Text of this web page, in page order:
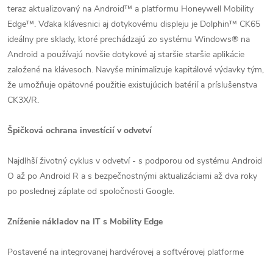
teraz aktualizovaný na Android™ a platformu Honeywell Mobility
Edge™. Vďaka klávesnici aj dotykovému displeju je Dolphin™ CK65
ideálny pre sklady, ktoré prechádzajú zo systému Windows® na
Android a používajú novšie dotykové aj staršie staršie aplikácie
založené na klávesoch. Navyše minimalizuje kapitálové výdavky tým,
že umožňuje opätovné použitie existujúcich batérií a príslušenstva
CK3X/R.
Špičková ochrana investícií v odvetví
Najdlhší životný cyklus v odvetví - s podporou od systému Android
O až po Android R a s bezpečnostnými aktualizáciami až dva roky
po poslednej záplate od spoločnosti Google.
Zníženie nákladov na IT s Mobility Edge
Postavené na integrovanej hardvérovej a softvérovej platforme